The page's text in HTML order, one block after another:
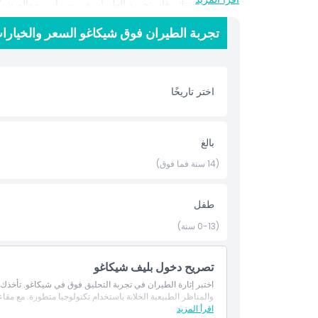
اكتشاف مدينتك، فإن تجربة الطيران هي من أبرز معالم
وجهة واحدة مثيرة.
سياسة الأطفال والبالغين
غير مناسب لـ
ما يجب معرفته
الموقع
تجربة الطيران فوق شيكاغو السعر
اختر تاريخًا
بالغ
(14 سنة فما فوق)
طفل
(0-13 سنة)
تصريح دخول بليف شيكاغو
اختبر إثارة الطيران في تجربة التحليق فوق في شيكاغو.
والمناظر الطبيعية الخلابة باستخدام تكنولوجيا متطورة. مع
في السماء.
اقرأ المزيد